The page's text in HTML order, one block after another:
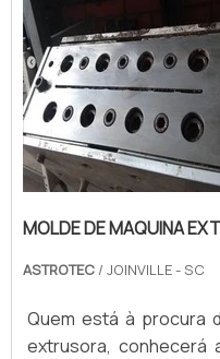
MOLDE DE MAQUINA
ASTROTEC / JOINVILLE - SC
Quem está à procura
extrusora, conhecerá